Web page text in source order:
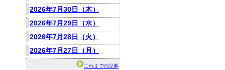
2026年7月30日（木）
2026年7月29日（水）
2026年7月28日（火）
2026年7月27日（月）
これまでの記事